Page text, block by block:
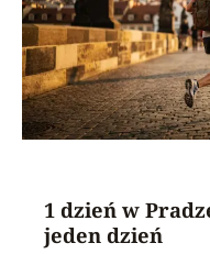
1 dzień w
jeden dzień